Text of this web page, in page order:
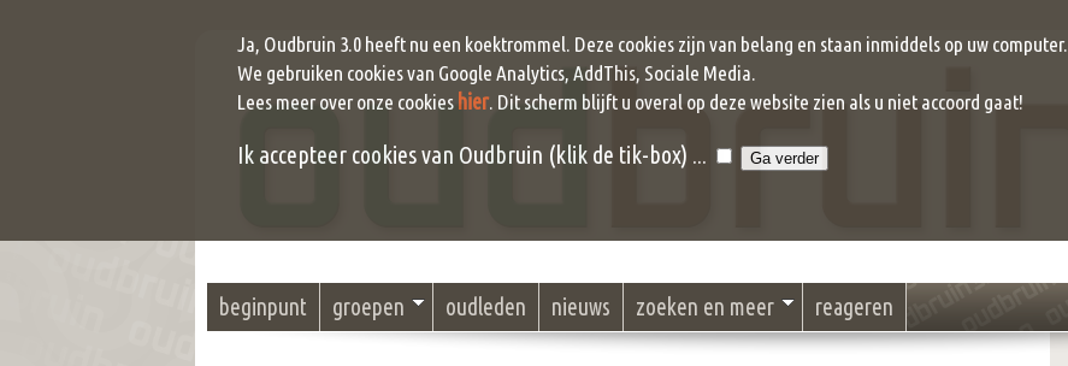
beginpunt groepen oudleden nieuws zoeken en meer reageren
Ja, Oudbruin 3.0 heeft nu een koektrommel. Deze cookies zijn van belang en staan inmiddels op uw computer.
We gebruiken cookies van Google Analytics, AddThis, Sociale Media.
Lees meer over onze cookies hier. Dit scherm blijft u overal op deze website zien als u niet accoord gaat!
Ik accepteer cookies van Oudbruin (klik de tik-box) ...